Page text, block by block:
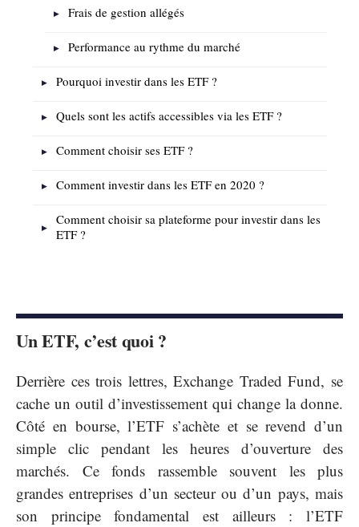
Frais de gestion allégés
Performance au rythme du marché
Pourquoi investir dans les ETF ?
Quels sont les actifs accessibles via les ETF ?
Comment choisir ses ETF ?
Comment investir dans les ETF en 2020 ?
Comment choisir sa plateforme pour investir dans les
ETF ?
Un ETF, c’est quoi ?
Derrière ces trois lettres, Exchange Traded Fund, se
cache un outil d’investissement qui change la donne.
Côté en bourse, l’ETF s’achète et se revend d’un
simple clic pendant les heures d’ouverture des
marchés. Ce fonds rassemble souvent les plus
grandes entreprises d’un secteur ou d’un pays, mais
son principe fondamental est ailleurs : l’ETF